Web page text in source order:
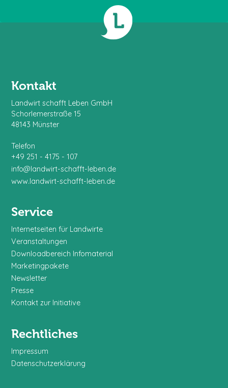
Kontakt
Landwirt schafft Leben GmbH
Schorlemerstraße 15
48143 Münster
Telefon
+49 251 - 4175 - 107
info@landwirt-schafft-leben.de
www.landwirt-schafft-leben.de
Service
Internetseiten für Landwirte
Veranstaltungen
Downloadbereich Infomaterial
Marketingpakete
Newsletter
Presse
Kontakt zur Initiative
Rechtliches
Impressum
Datenschutzerklärung